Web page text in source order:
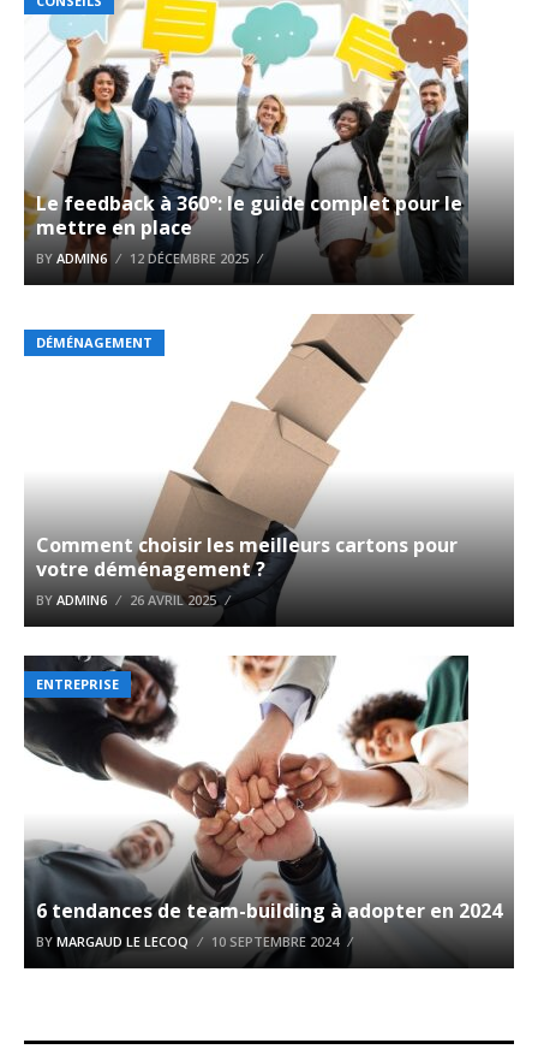
Le feedback à 360°: le guide complet pour le
mettre en place
BY ADMIN6 12 DÉCEMBRE 2025
DÉMÉNAGEMENT
Comment choisir les meilleurs cartons pour
votre déménagement ?
BY ADMIN6 26 AVRIL 2025
ENTREPRISE
6 tendances de team-building à adopter en 2024
BY MARGAUD LE LECOQ 10 SEPTEMBRE 2024